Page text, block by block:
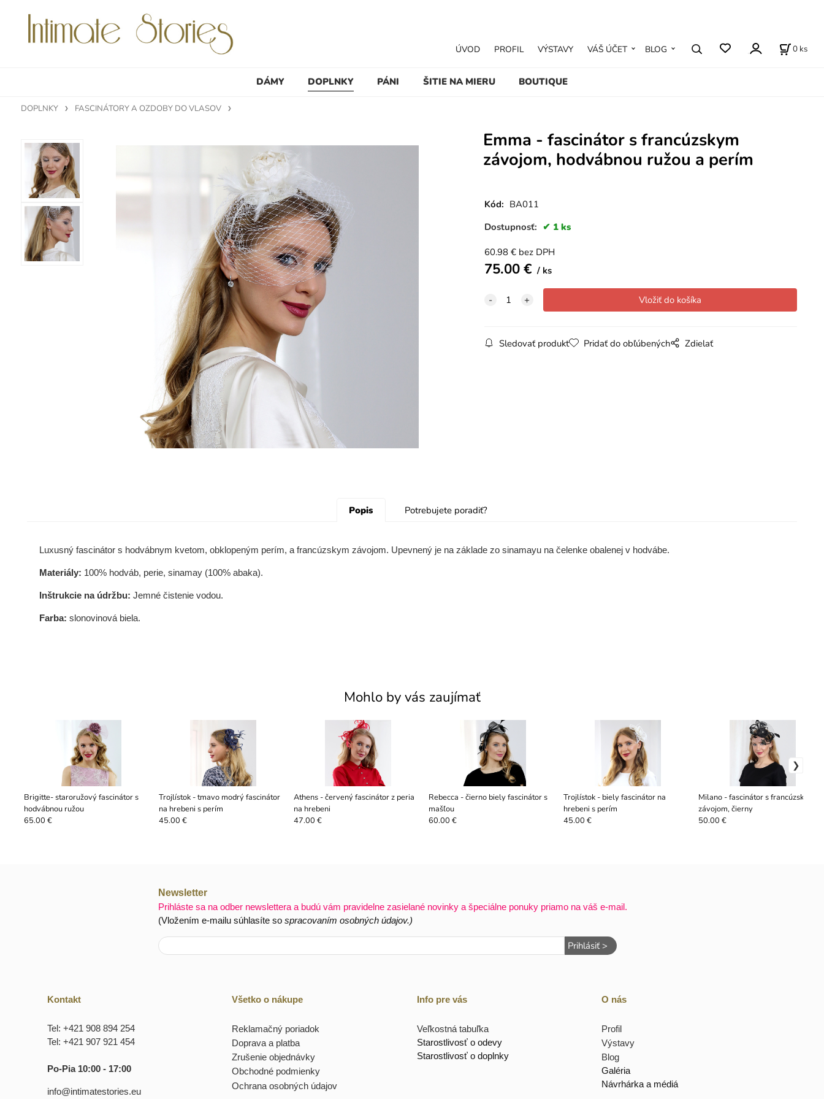
DÁMY DOPLNKY PÁNI ŠITIE NA MIERU BOUTIQUE
ÚVOD PROFIL VÝSTAVY VÁŠ ÚČET BLOG 0 ks
DOPLNKY FASCINÁTORY A OZDOBY DO VLASOV
Emma - fascinátor s francúzskym
závojom, hodvábnou ružou a perím
Kód: BA011
Dostupnosť:
1 ks
60.98€ bez DPH
75.00€ ks
Sledovať produkt Pridať do obľúbených Zdielať
Popis Potrebujete poradiť?
Luxusný fascinátor s hodvábnym kvetom, obklopeným perím, a francúzskym závojom. Upevnený je na základe zo sinamayu na čelenke obalenej v hodvábe.
Materiály: 100% hodváb, perie, sinamay (100% abaka).
Inštrukcie na údržbu: Jemné čistenie vodou.
Farba: slonovinová biela.
Mohlo by vás zaujímať
Brigitte- staroružový fascinátor s
hodvábnou ružou
65.00 €
Trojlístok - tmavo modrý fascinátor
na hrebeni s perím
45.00 €
Athens - červený fascinátor z peria
na hrebeni
47.00 €
Rebecca - čierno biely fascinátor s
mašľou
60.00 €
Trojlístok - biely fascinátor na
hrebeni s perím
45.00 €
Milano - fascinátor s francúzskym
závojom, čierny
50.00 €
Newsletter
Prihláste sa na odber newslettera a budú vám pravidelne zasielané novinky a špeciálne ponuky priamo na váš e-mail.
(Vložením e-mailu súhlasíte so spracovaním osobných údajov.)
Prihlásiť >
Kontakt
Tel: +421 908 894 254
Tel: +421 907 921 454
Po-Pia 10:00 - 17:00
info@intimatestories.eu
Všetko o nákupe
Reklamačný poriadok
Doprava a platba
Zrušenie objednávky
Obchodné podmienky
Ochrana osobných údajov
Info pre vás
Veľkostná tabuľka
Starostlivosť o odevy
Starostlivosť o doplnky
O nás
Profil
Výstavy
Blog
Galéria
Návrhárka a médiá